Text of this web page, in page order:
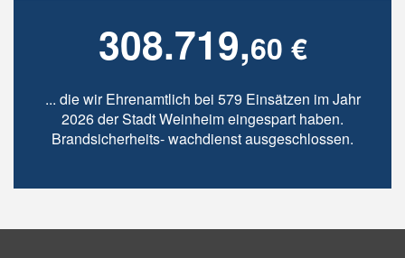
308.719,60 €
... die wir Ehrenamtlich bei 579 Einsätzen im Jahr
2026 der Stadt Weinheim eingespart haben.
Brandsicherheits- wachdienst ausgeschlossen.